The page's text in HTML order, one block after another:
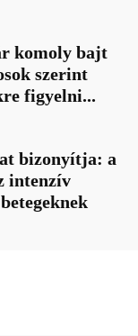
komoly bajt
szerint
figyelni...
bizonyítja: a
intenzív